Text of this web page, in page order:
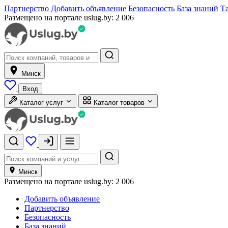
Партнерство Добавить объявление Безопасность База знаний
Размещено на портале uslug.by: 2 006
Минск
Вход
Каталог услуг
Каталог товаров
Минск
Размещено на портале uslug.by: 2 006
Добавить объявление
Партнерство
Безопасность
База знаний